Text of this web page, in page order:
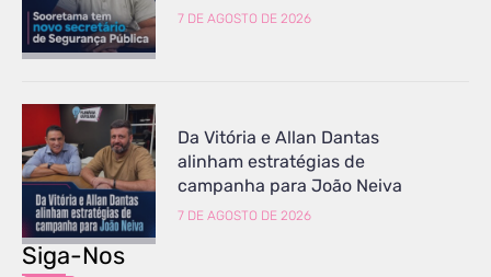
7 DE AGOSTO DE 2026
Da Vitória e Allan Dantas
alinham estratégias de
campanha para João Neiva
7 DE AGOSTO DE 2026
Siga-Nos